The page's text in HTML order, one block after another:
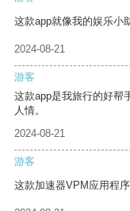
这款app就像我的娱乐小
2024-08-21
游客
这款app是我旅行的好帮
人情。
2024-08-21
游客
这款加速器VPM应用程